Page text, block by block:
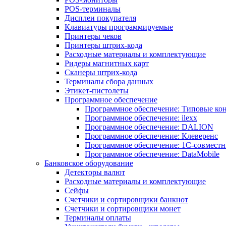
POS-терминалы
Дисплеи покупателя
Клавиатуры программируемые
Принтеры чеков
Принтеры штрих-кода
Расходные материалы и комплектующие
Ридеры магнитных карт
Сканеры штрих-кода
Терминалы сбора данных
Этикет-пистолеты
Программное обеспечение
Программное обеспечение: Типовые
Программное обеспечение: ilexx
Программное обеспечение: DALION
Программное обеспечение: Клеверенс
Программное обеспечение: 1С-
Программное обеспечение: DataMobile
Банковское оборудование
Детекторы валют
Расходные материалы и комплектующие
Сейфы
Счетчики и сортировщики банкнот
Счетчики и сортировщики монет
Терминалы оплаты